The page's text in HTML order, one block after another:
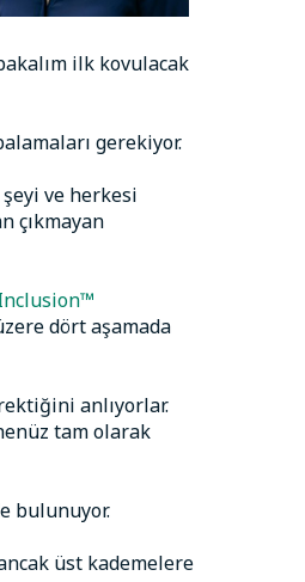
ilk kovulacak
gerekiyor.
ve herkesi
çıkmayan
dört aşamada
anlıyorlar.
tam olarak
bulunuyor.
üst kademelere